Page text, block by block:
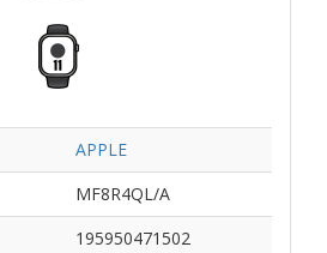
APPLE
MF8R4QL/A
195950471502